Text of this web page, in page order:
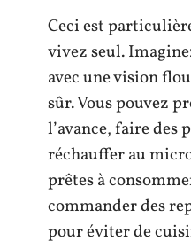
Ceci est
vivez seul.
avec une vision
sûr. Vous pouvez
l’avance, faire des
réchauffer au
prêtes à
commander des
pour éviter de